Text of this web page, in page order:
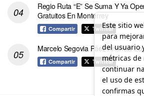
Regio Ruta “E” Se Suma Y Ya
Gratuitos En Monterrey
Compartir Twittear
Marcelo Segovia Páez Anuncia
Compartir Twittear
Este sitio
para
del usuario
métricas de
continuar
el uso de
confirmas